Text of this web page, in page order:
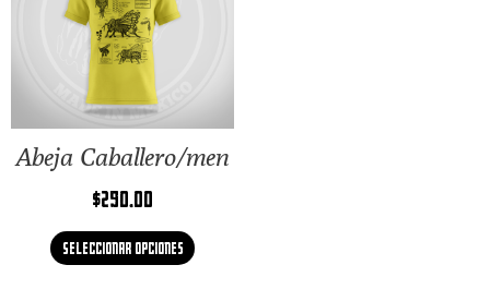
Abeja Caballero/men
$290.00
Seleccionar opciones